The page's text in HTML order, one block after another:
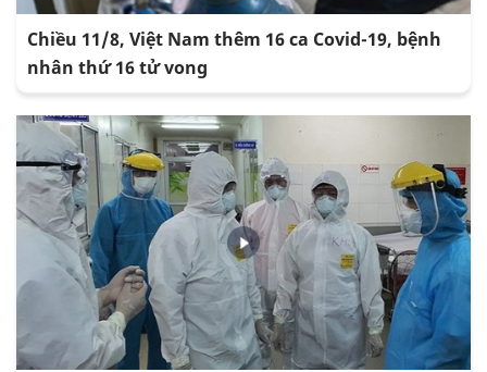
Chiều 11/8, Việt Nam thêm 16 ca Covid-19, bệnh
nhân thứ 16 tử vong